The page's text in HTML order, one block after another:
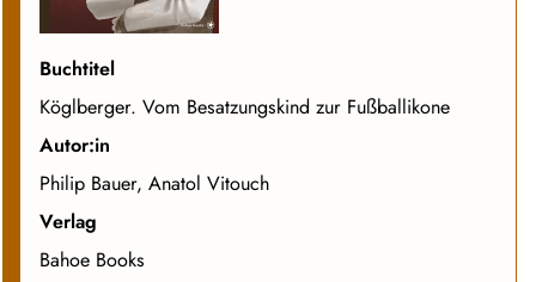
Buchtitel
Köglberger. Vom Besatzungskind zur Fußballikone
Autor:in
Philip Bauer, Anatol Vitouch
Verlag
Bahoe Books